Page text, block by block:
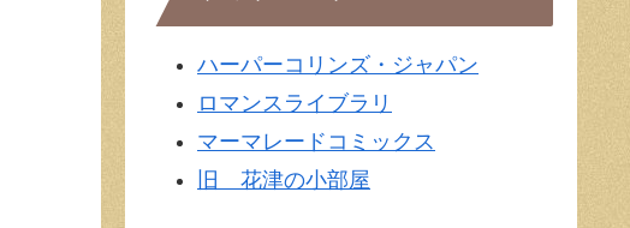
ハーパーコリンズ・ジャパン
ロマンスライブラリ
マーマレードコミックス
旧 花津の小部屋